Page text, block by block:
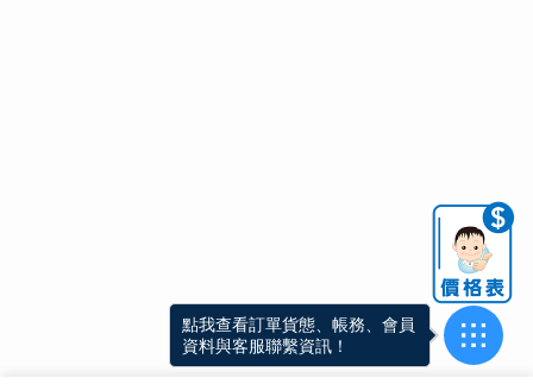
點我查看訂單貨態、帳務、會員
資料與客服聯繫資訊！